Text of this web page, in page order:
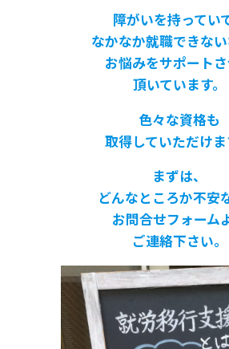
障がいを持っていて
なかなか就職できな
お悩みをサポート
頂いています。
色々な資格も
取得していただけ
まずは、
どんなところか不安
お問合せフォーム
ご連絡下さい。